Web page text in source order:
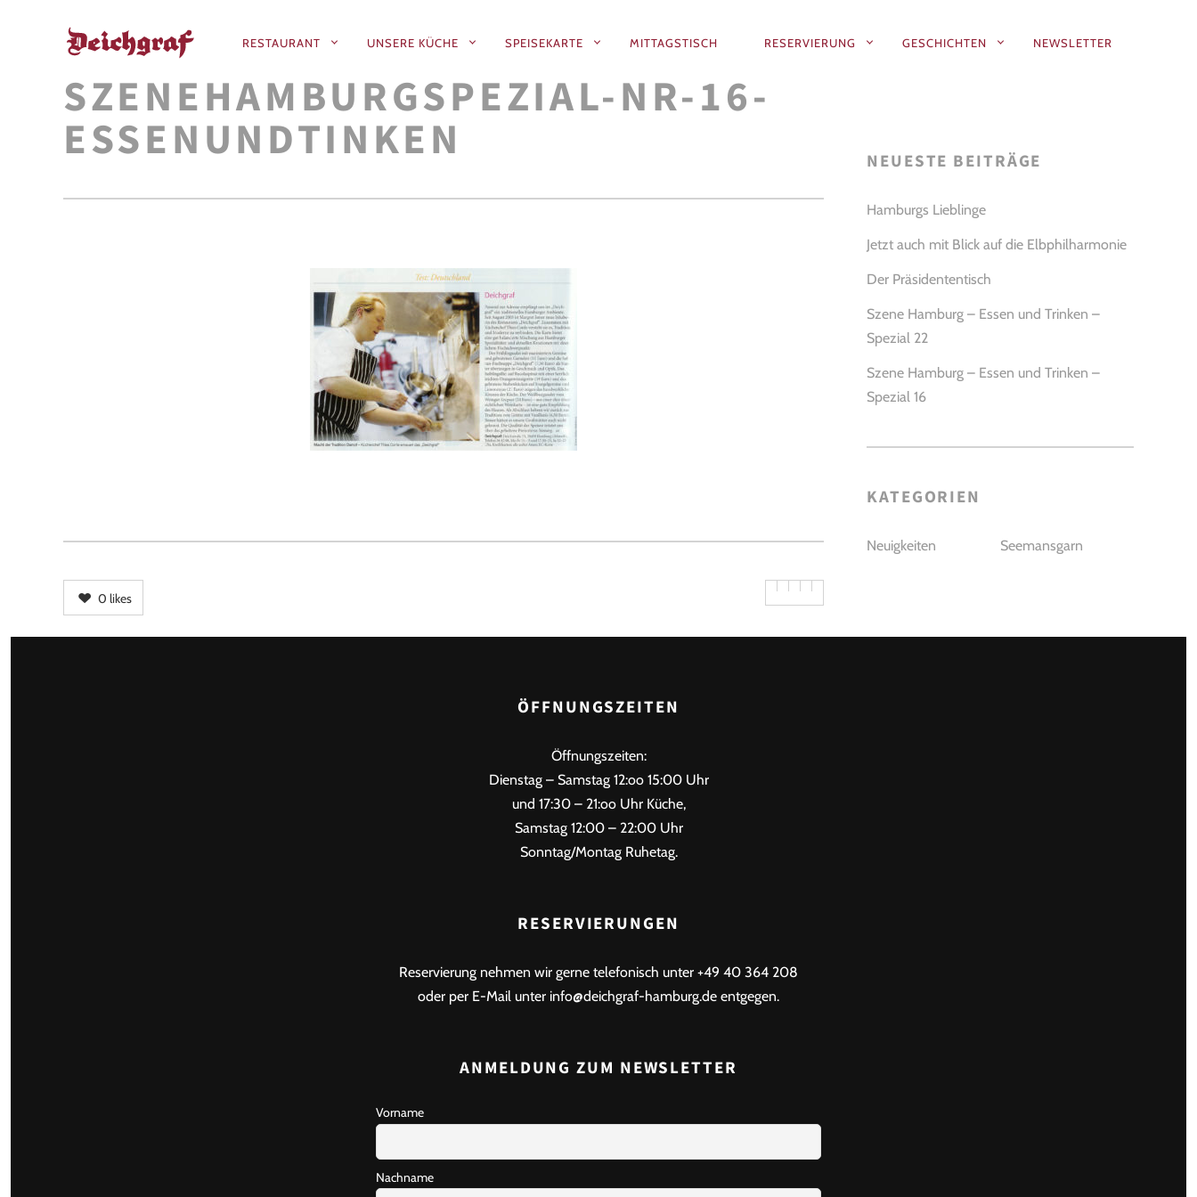
PRIMÄR-
NAVIGATION
RESTAURANT UNSERE KÜCHE SPEISEKARTE MITTAGSTISCH RESERVIERUNG GESCHICHTEN NEWSLETTER
SZENEHAMBURGSPEZIAL-NR-16-
ESSENUNDTINKEN
0 likes
NEUESTE BEITRÄGE
Hamburgs Lieblinge
Jetzt auch mit Blick auf die Elbphilharmonie
Der Präsidententisch
Szene Hamburg – Essen und Trinken –
Spezial 22
Szene Hamburg – Essen und Trinken –
Spezial 16
KATEGORIEN
Neuigkeiten Seemansgarn
ÖFFNUNGSZEITEN
Öffnungszeiten:
Dienstag – Samstag 12:oo 15:00 Uhr
und 17:30 – 21:oo Uhr Küche,
Samstag 12:00 – 22:00 Uhr
Sonntag/Montag Ruhetag.
RESERVIERUNGEN
Reservierung nehmen wir gerne telefonisch unter +49 40 364 208
oder per E-Mail unter info@deichgraf-hamburg.de entgegen.
ANMELDUNG ZUM NEWSLETTER
Vorname
Nachname